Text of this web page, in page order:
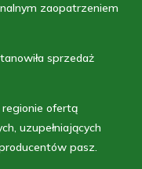
zaopatrzeniem
sprzedaż
ofertą
uzupełniających
pasz.